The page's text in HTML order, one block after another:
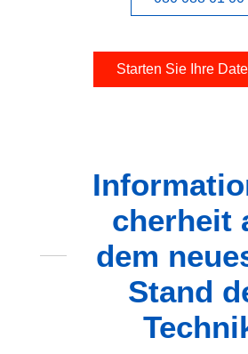
Starten Sie Ihre
cherheit
dem
Stand